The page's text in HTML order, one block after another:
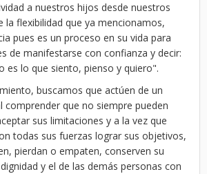
a nuestros hijos desde nuestros
la flexibilidad que ya mencionamos,
pues es un proceso en su vida para
de manifestarse con confianza y decir:
es lo que siento, pienso y quiero".
buscamos que actúen de un
comprender que no siempre pueden
sus limitaciones y a la vez que
todas sus fuerzas lograr sus objetivos,
pierdan o empaten, conserven su
y el de las demás personas con